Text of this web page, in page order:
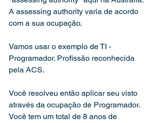
A assessing authority varia de acordo
com a sua ocupação.
Vamos usar o exemplo de TI -
Programador. Profissão reconhecida
pela ACS.
Você resolveu então aplicar seu visto
através da ocupação de Programador.
Você tem um total de 8 anos de